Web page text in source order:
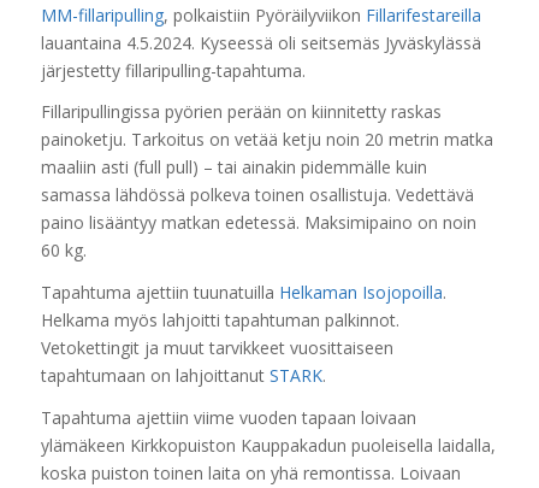
MM-fillaripulling, polkaistiin Pyöräilyviikon Fillarifestareilla
lauantaina 4.5.2024. Kyseessä oli seitsemäs Jyväskylässä
järjestetty fillaripulling-tapahtuma.
Fillaripullingissa pyörien perään on kiinnitetty raskas
painoketju. Tarkoitus on vetää ketju noin 20 metrin matka
maaliin asti (full pull) – tai ainakin pidemmälle kuin
samassa lähdössä polkeva toinen osallistuja. Vedettävä
paino lisääntyy matkan edetessä. Maksimipaino on noin
60 kg.
Tapahtuma ajettiin tuunatuilla Helkaman Isojopoilla.
Helkama myös lahjoitti tapahtuman palkinnot.
Vetokettingit ja muut tarvikkeet vuosittaiseen
tapahtumaan on lahjoittanut STARK.
Tapahtuma ajettiin viime vuoden tapaan loivaan
ylämäkeen Kirkkopuiston Kauppakadun puoleisella laidalla,
koska puiston toinen laita on yhä remontissa. Loivaan